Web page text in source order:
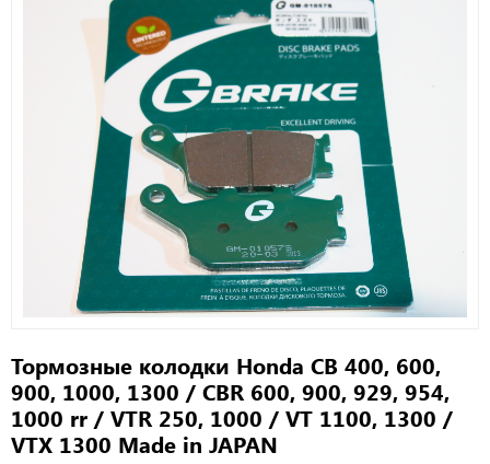
Тормозные колодки Honda CB 400, 600,
900, 1000, 1300 / CBR 600, 900, 929, 954,
1000 rr / VTR 250, 1000 / VT 1100, 1300 /
VTX 1300 Made in JAPAN